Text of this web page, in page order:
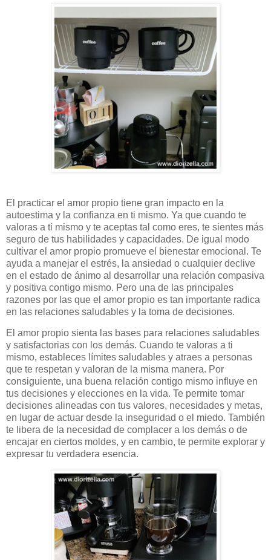
El practicar el amor propio tiene gran impacto en la
autoestima y la confianza en ti mismo. Ya que cuando te
valoras a ti mismo y te aceptas tal como eres, te sientes más
seguro de tus habilidades y capacidades. De igual modo
cultivar el amor propio promueve el bienestar emocional. Te
ayuda a manejar el estrés, la ansiedad o cualquier declive
en el estado de ánimo al desarrollar una relación compasiva
y positiva contigo mismo. Pero una de las principales
razones por las que el amor propio es tan importante radica
en las relaciones saludables y la toma de decisiones.
El amor propio sienta las bases para relaciones saludables
y satisfactorias con los demás. Cuando te valoras a ti
mismo, estableces límites saludables y atraes a personas
que te respetan y valoran de la misma manera. Por
consiguiente, una buena relación contigo mismo influye en
tus decisiones y elecciones en la vida. Te permite tomar
decisiones alineadas con tus valores, necesidades y metas,
en lugar de actuar desde la inseguridad o el miedo. También
te libera de la necesidad de complacer a los demás o de
encajar en ciertos moldes, y en cambio, te permite explorar y
expresar tu verdadera esencia.